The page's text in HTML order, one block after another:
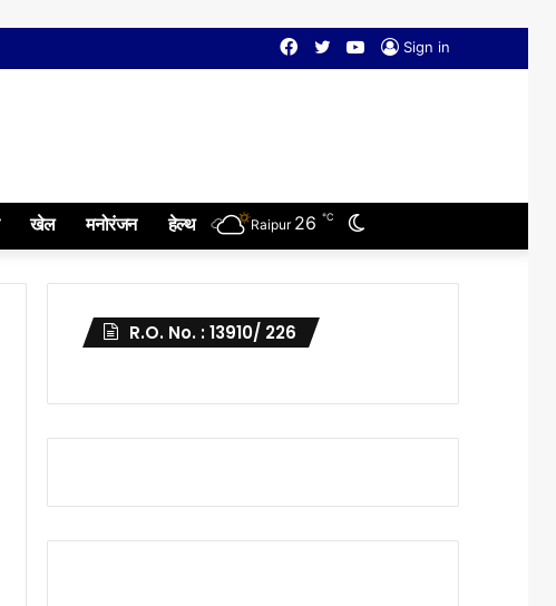
Sign in
YouTube
Twitter
Facebook
खेल मनोरंजन हेल्थ Raipur 26 ℃
R.O. No. : 13910/ 226